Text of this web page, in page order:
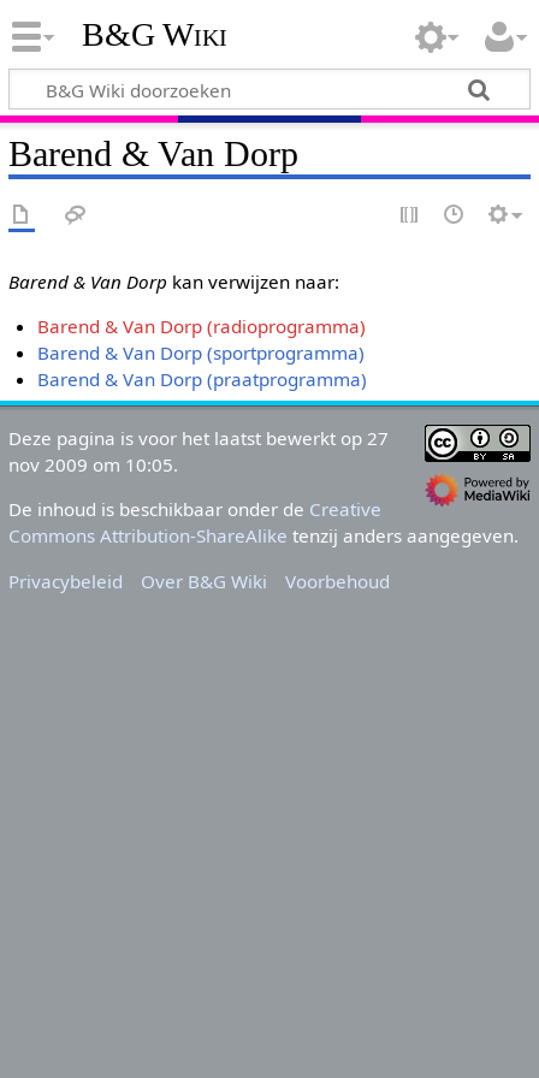
B&G Wiki
Barend & Van Dorp
Barend & Van Dorp kan verwijzen naar:
Barend & Van Dorp (radioprogramma)
Barend & Van Dorp (sportprogramma)
Barend & Van Dorp (praatprogramma)
Deze pagina is voor het laatst bewerkt op 27
nov 2009 om 10:05.
De inhoud is beschikbaar onder de Creative
Commons Attribution-ShareAlike tenzij anders aangegeven.
Privacybeleid
Over B&G Wiki Voorbehoud